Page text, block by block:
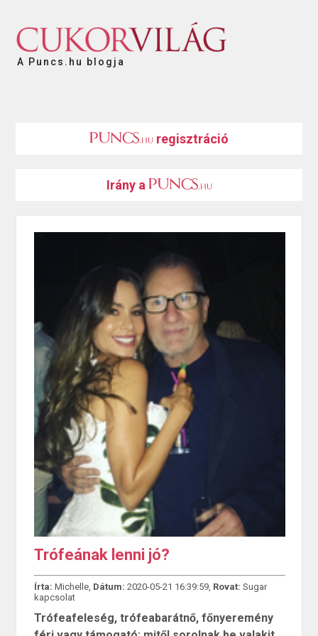
A Puncs.hu blogja
regisztráció
Irány a
Trófeának lenni jó?
Írta: Michelle, Dátum: 2020-05-21 16:39:59, Rovat: Sugar
kapcsolat
Trófeafeleség, trófeabarátnő, főnyeremény